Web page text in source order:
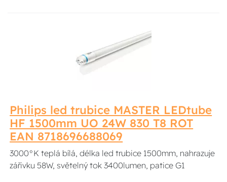
Philips led trubice MASTER LEDtube
HF 1500mm UO 24W 830 T8 ROT
EAN 8718696688069
3000°K teplá bílá, délka led trubice 1500mm, nahrazuje
zářivku 58W, světelný tok 3400lumen, patice G1